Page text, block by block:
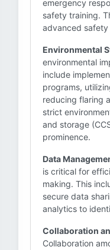
emergency
safety training.
advanced safety
Environmental
environmental
include
programs,
reducing flaring
strict
and storage
prominence.
Data
is critical for
making. This
secure data
analytics to
Collaboration
Collaboration